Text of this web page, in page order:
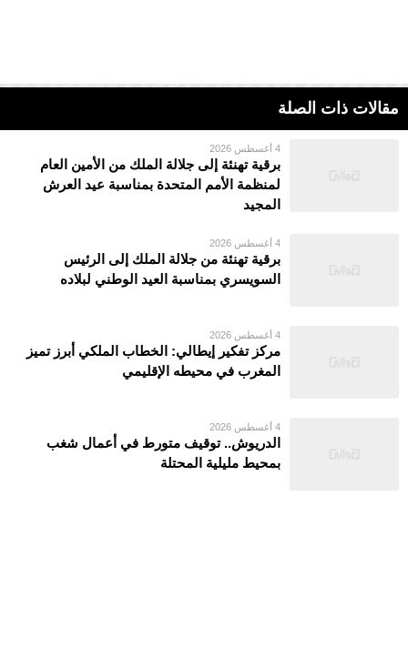
مقالات ذات الصلة
4 أغسطس 2026
برقية تهنئة إلى جلالة الملك من الأمين العام
لمنظمة الأمم المتحدة بمناسبة عيد العرش
المجيد
4 أغسطس 2026
برقية تهنئة من جلالة الملك إلى الرئيس
السويسري بمناسبة العيد الوطني لبلاده
4 أغسطس 2026
مركز تفكير إيطالي: الخطاب الملكي أبرز تميز
المغرب في محيطه الإقليمي
4 أغسطس 2026
الدريوش.. توقيف متورط في أعمال شغب
بمحيط مليلية المحتلة